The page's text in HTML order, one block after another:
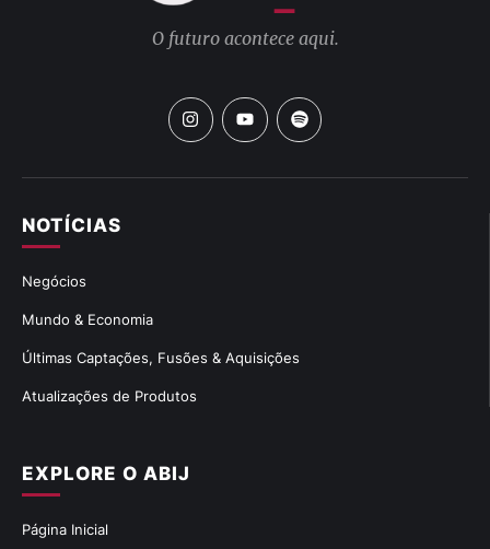
EXPLORE O ABIJ
Página Inicial
NOTÍCIAS
Negócios
Mundo & Economia
Últimas Captações, Fusões & Aquisições
Atualizações de Produtos
O futuro acontece aqui.